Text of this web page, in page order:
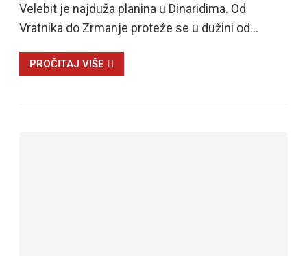
Velebit je najduža planina u Dinaridima. Od
Vratnika do Zrmanje proteže se u dužini od…
PROČITAJ VIŠE